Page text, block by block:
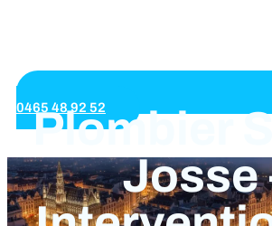
0465 48 92 52
Plombier
Josse